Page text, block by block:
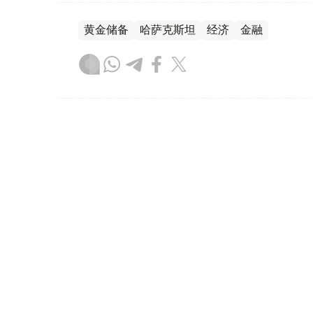
黄金储备 哈萨克斯坦 经济 金融